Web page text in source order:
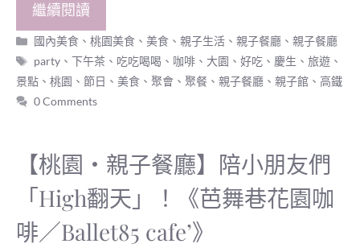
繼續閱讀
分
國內美食 、桃園美食 、美食 、親子生活 、親子餐廳 、親子餐廳
標
籤
party 、下午茶 、 吃吃喝喝 、 咖啡 、 大園 、好吃 、 慶生 、旅遊 、
景點 、 桃園 、 節日 、 美食 、 聚會 、 聚餐 、 親子餐廳 、 親子館 、 高鐵
0 Comments
【桃園‧親子餐廳】陪小朋友們
「High翻天」！《芭舞巷花園咖
啡／Ballet85 cafe’》